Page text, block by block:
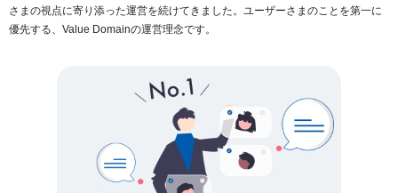
さまの視点に寄り添った運営を続けてきました。ユーザーさまのことを第一に
優先する、Value Domainの運営理念です。